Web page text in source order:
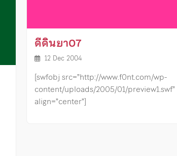
ดีดินยา07
12 Dec 2004
[swfobj src=”http://www.f0nt.com/wp-
content/uploads/2005/01/preview1.swf”
align=”center”]